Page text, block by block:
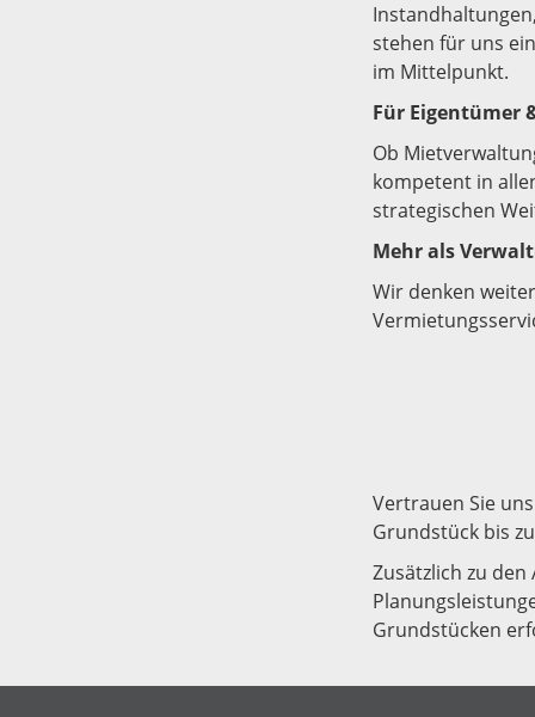
stehen für uns
im Mittelpunkt.
Für Eigentümer
Ob
kompetent in
strategischen
Mehr als
Wir denken
Vertrauen Sie
Grundstück bis
Zusätzlich zu
Grundstücken